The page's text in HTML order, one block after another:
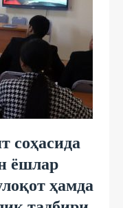
соҳасида
ёшлар
ҳамда